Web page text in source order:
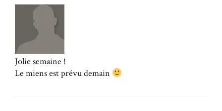
Jolie semaine !
Le miens est prévu demain